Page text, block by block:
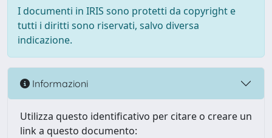
I documenti in IRIS sono protetti da copyright e
tutti i diritti sono riservati, salvo diversa
indicazione.
Informazioni
Utilizza questo identificativo per citare o creare un
link a questo documento: